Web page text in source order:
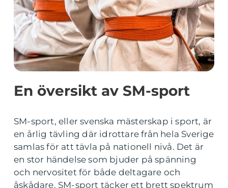
En översikt av SM-sport
SM-sport, eller svenska mästerskap i sport, är
en årlig tävling där idrottare från hela Sverige
samlas för att tävla på nationell nivå. Det är
en stor händelse som bjuder på spänning
och nervositet för både deltagare och
åskådare. SM-sport täcker ett brett spektrum